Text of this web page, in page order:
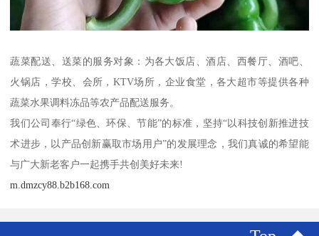
蔬菜配送、送菜的服务对象：为各大饭店、酒店、西餐厅、酒吧、
火锅店，学校、会所，KTV场所，企业食堂，各大超市等提供各种
蔬菜水果调料冻品等农产品配送服务。
我们公司奉行“绿色、环保、节能”的标准，坚持“以科技创新推进技
术进步，以产品创新赢取市场用户”的发展理念，我们真诚的希望能
与广大新老客户一起携手共创美好未来!
m.dmzcy88.b2b168.com